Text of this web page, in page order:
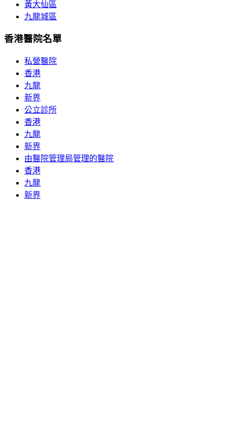
黃大仙區
九龍城區
香港醫院名單
私營醫院
香港
九龍
新界
公立診所
香港
九龍
新界
由醫院管理局管理的醫院
香港
九龍
新界